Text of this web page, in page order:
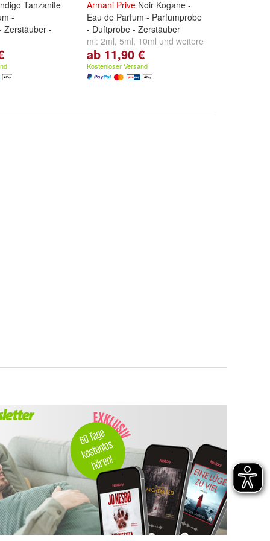
Tanzanite
-
Zerstäuber -
Armani Prive Noir Kogane -
Eau de Parfum - Parfumprobe
- Duftprobe - Zerstäuber
ml: 2ml, 5ml, 10ml und weitere
...
ab 11,90 €
Kostenloser Versand